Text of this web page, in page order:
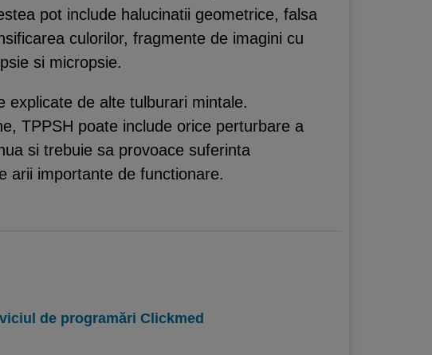
pot include halucinatii geometrice, falsa
culorilor, fragmente de imagini cu
si micropsie.
explicate de alte tulburari mintale.
TPPSH poate include orice perturbare a
si trebuie sa provoace suferinta
arii importante de functionare.
de programări Clickmed